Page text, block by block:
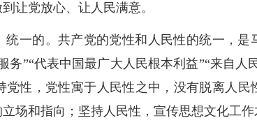
让党放心、让人民满意。
统一的。共产党的党性和人民性的统一，
务”“代表中国最广大人民根本利益”“来自
性，党性寓于人民性之中，没有脱离人
场和指向；坚持人民性，宣传思想文化工作